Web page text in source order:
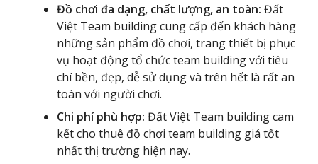
Đồ chơi đa dạng, chất lượng, an toàn: Đất
Việt Team building cung cấp đến khách hàng
những sản phẩm đồ chơi, trang thiết bị phục
vụ hoạt động tổ chức team building với tiêu
chí bền, đẹp, dễ sử dụng và trên hết là rất an
toàn với người chơi.
Chi phí phù hợp: Đất Việt Team building cam
kết cho thuê đồ chơi team building giá tốt
nhất thị trường hiện nay.